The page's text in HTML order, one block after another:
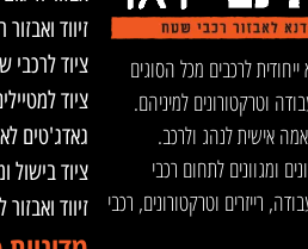
לרכבים מכל הסוגים
וטרקטורונים למיניהם.
אישית לנהג ולרכב.
ומגוונים לתחום רכבי
רכבי עבודה, רייזרים וטרקטורונים, רכבי
זיווד ואבזור
ציוד לרכבי
ציוד
גאדג'טים
ציוד בישול
זיווד